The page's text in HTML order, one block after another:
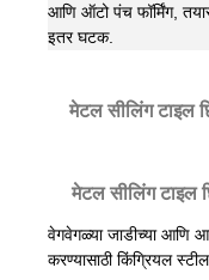
आणि ऑटो पंच फॉर्मिंग,
इतर घटक.
मेटल सीलिंग टाइल
मेटल सीलिंग टाइल
वेगवेगळ्या जाडीच्या आणि
करण्यासाठी किंग्रियल